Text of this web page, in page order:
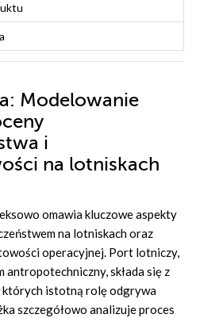
: Modelowanie
i
na lotniskach
omawia kluczowe aspekty
na lotniskach oraz
operacyjnej. Port lotniczy,
antropotechniczny, składa się z
których istotną rolę odgrywa
szczegółowo analizuje proces